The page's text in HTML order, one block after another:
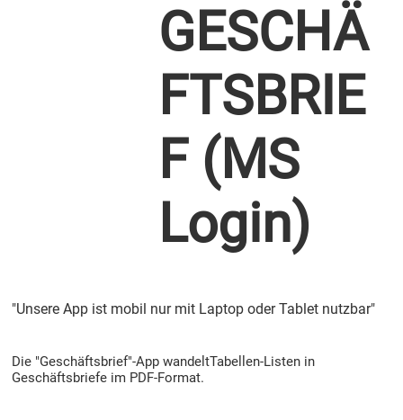
Die "Geschäftsbrief"-App wandeltTabellen-Listen in
Geschäftsbriefe im PDF-Format.
"Unsere App ist mobil nur mit Laptop oder Tablet nutzbar"
GESCHÄ
FTSBRIE
F (MS
Login)